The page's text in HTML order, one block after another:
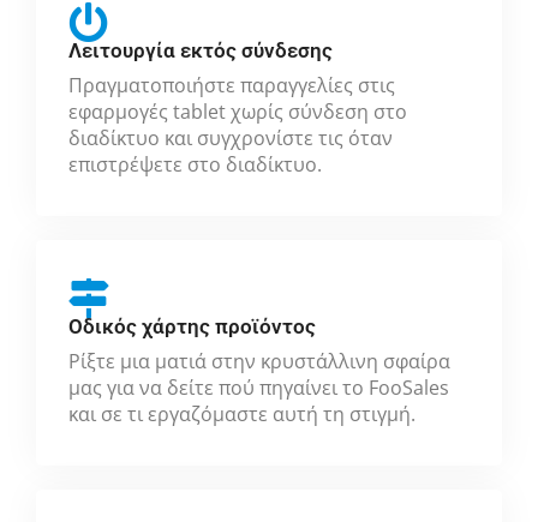
Λειτουργία εκτός σύνδεσης
Πραγματοποιήστε παραγγελίες στις
εφαρμογές tablet χωρίς σύνδεση στο
διαδίκτυο και συγχρονίστε τις όταν
επιστρέψετε στο διαδίκτυο.
Οδικός χάρτης προϊόντος
Ρίξτε μια ματιά στην κρυστάλλινη σφαίρα
μας για να δείτε πού πηγαίνει το FooSales
και σε τι εργαζόμαστε αυτή τη στιγμή.